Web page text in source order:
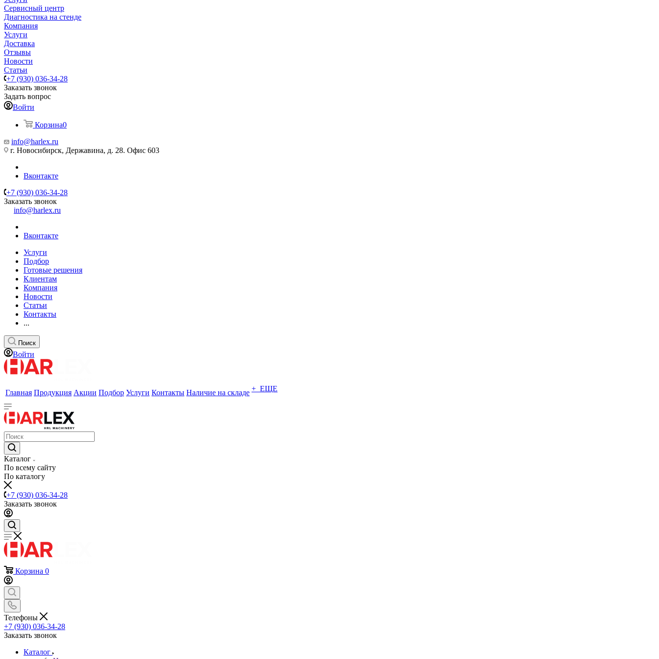
Сервисный центр
Диагностика на стенде
Компания
Услуги
Доставка
Отзывы
Новости
Статьи
+7 (930) 036-34-28
Заказать звонок
Задать вопрос
Войти
Корзина0
info@harlex.ru
г. Новосибирск, Державина, д. 28. Офис 603
Вконтакте
+7 (930) 036-34-28
Заказать звонок
info@harlex.ru
Вконтакте
Услуги
Подбор
Готовые решения
Клиентам
Компания
Новости
Статьи
Контакты
...
Поиск
Войти
Главная Продукция Акции Подбор Услуги Контакты Наличие на складе + ЕЩЕ
Каталог
По всему сайту
По каталогу
+7 (930) 036-34-28
Заказать звонок
Корзина 0
Телефоны
+7 (930) 036-34-28
Заказать звонок
Каталог